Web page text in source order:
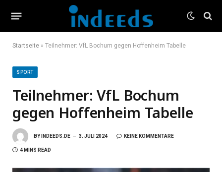
Startseite » Teilnehmer: VfL Bochum gegen Hoffenheim Tabelle
SPORT
Teilnehmer: VfL Bochum
gegen Hoffenheim Tabelle
BY INDEEDS.DE 3. JULI 2024 KEINE KOMMENTARE
4 MINS READ